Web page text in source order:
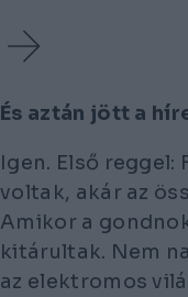
És aztán jött a
Igen. Első reggel:
voltak, akár az
Amikor a
kitárultak. Nem
az elektromos